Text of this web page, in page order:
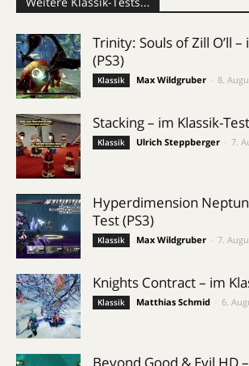
Trinity: Souls of Zill O’ll –
(PS3)
Klassik Max Wildgruber 8.
Stacking – im Klassik-
Klassik Ulrich Steppberger 7.
Hyperdimension
Test (PS3)
Klassik Max Wildgruber 7.
Knights Contract – im
Klassik Matthias Schmid 6.